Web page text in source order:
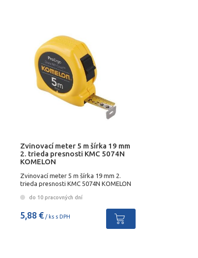
Zvinovací meter 5 m šírka 19 mm
2. trieda presnosti KMC 5074N
KOMELON
Zvinovací meter 5 m šírka 19 mm 2.
trieda presnosti KMC 5074N KOMELON
do 10 pracovných dní
5,88 €/ ks s DPH